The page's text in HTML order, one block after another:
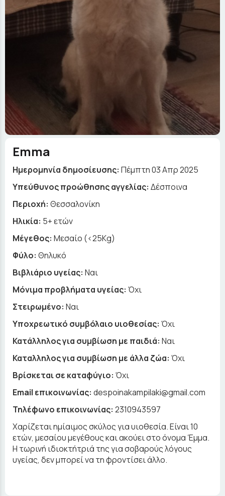
Emma
Ημερομηνία δημοσίευσης: Πέμπτη 03 Απρ 2025
Yπεύθυνος προώθησης αγγελίας: Δέσποινα
Περιοχή: Θεσσαλονίκη
Ηλικία: 5+ ετών
Μέγεθος: Μεσαίο (<25Kg)
Φύλο: Θηλυκό
Βιβλιάριο υγείας: Ναι
Μόνιμα προβλήματα υγείας: Όχι
Στειρωμένο: Ναι
Υποχρεωτικό συμβόλαιο υιοθεσίας: Όχι
Κατάλληλος για συμβίωση με παιδιά: Ναι
Καταλληλος για συμβίωση με άλλα ζώα: Όχι
Βρίσκεται σε καταφύγιο: Όχι
Email επικοινωνίας: despoinakampilaki@gmail.com
Τηλέφωνο επικοινωνίας: 2310943597
Χαρίζεται ημίαιμος σκύλος για υιοθεσία. Είναι 10
ετών, μεσαίου μεγέθους και ακούει στο όνομα Έμμα.
Η τωρινή ιδιοκτήτριά της για σοβαρούς λόγους
υγείας, δεν μπορεί να τη φροντίσει άλλο.